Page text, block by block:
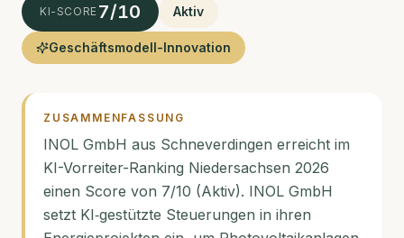
KI-SCORE 7/10 Aktiv
Geschäftsmodell-Innovation
ZUSAMMENFASSUNG
INOL GmbH aus Schneverdingen erreicht im
KI-Vorreiter-Ranking Niedersachsen 2026
einen Score von 7/10 (Aktiv). INOL GmbH
setzt KI‑gestützte Steuerungen in ihren